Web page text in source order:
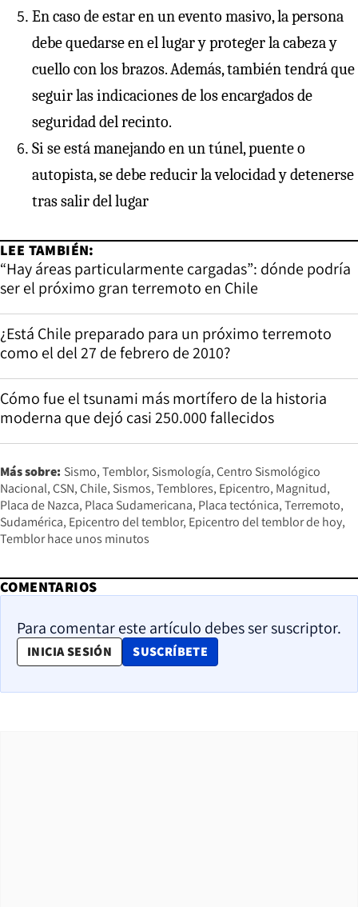
En caso de estar en un evento masivo, la persona
debe quedarse en el lugar y proteger la cabeza y
cuello con los brazos. Además, también tendrá que
seguir las indicaciones de los encargados de
seguridad del recinto.
Si se está manejando en un túnel, puente o
autopista, se debe reducir la velocidad y detenerse
tras salir del lugar
LEE TAMBIÉN:
“Hay áreas particularmente cargadas”: dónde podría
ser el próximo gran terremoto en Chile
¿Está Chile preparado para un próximo terremoto
como el del 27 de febrero de 2010?
Cómo fue el tsunami más mortífero de la historia
moderna que dejó casi 250.000 fallecidos
Más sobre: Sismo Temblor Sismología Centro Sismológico
Nacional CSN Chile Sismos Temblores Epicentro Magnitud
Placa de Nazca Placa Sudamericana Placa tectónica Terremoto
Sudamérica Epicentro del temblor Epicentro del temblor de hoy
Temblor hace unos minutos
COMENTARIOS
Para comentar este artículo debes ser suscriptor.
INICIA SESIÓN SUSCRÍBETE
OPENS IN NEW WINDOW